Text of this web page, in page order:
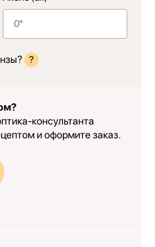
?
консультанта
и оформите заказ.